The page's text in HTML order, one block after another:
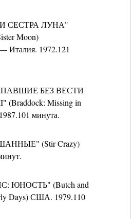
СЕСТРА ЛУНА"
Moon)
Италия. 1972.121
БЕЗ ВЕСТИ
Missing in
минута.
(Stir Crazy)
ЮНОСТЬ" (Butch and
Days) США. 1979.110